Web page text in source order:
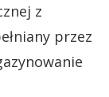
z
przez